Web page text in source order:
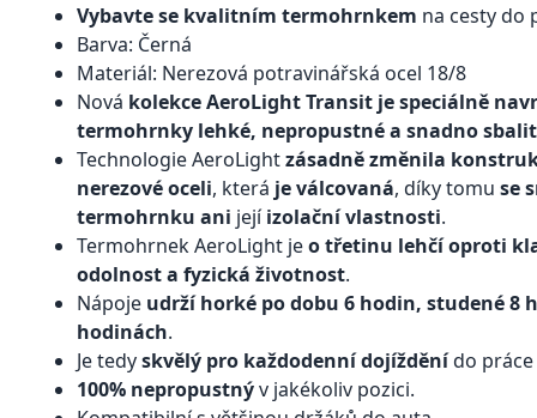
Vybavte se kvalitním termohrnkem na cesty do
Barva: Černá
Materiál: Nerezová potravinářská ocel 18/8
Nová kolekce AeroLight Transit je speciálně
termohrnky lehké, nepropustné a snadno
Technologie AeroLightzásadně změnila
nerezové oceli, která je válcovaná, díky tomu se
termohrnku ani jejíizolační vlastnosti.
Termohrnek AeroLight jeo třetinu lehčí oproti
odolnost a fyzická životnost.
Nápoje udrží horké po dobu 6 hodin, studené 8
hodinách.
Je tedyskvělý pro každodenní dojížděnído práce
100% nepropustnýv jakékoliv pozici.